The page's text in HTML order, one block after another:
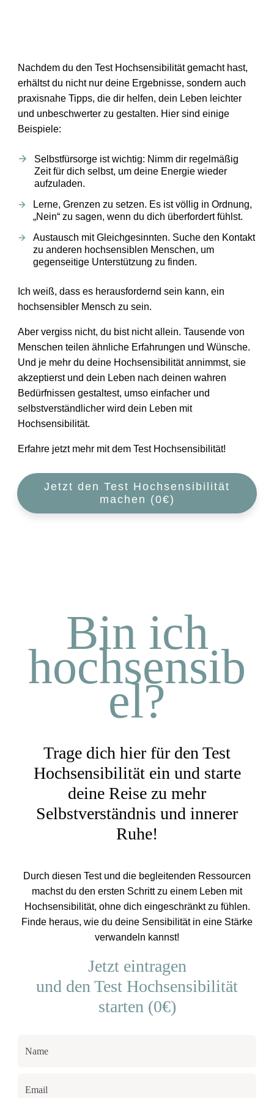
Nachdem du den Test Hochsensibilität gemacht hast,
erhältst du nicht nur deine Ergebnisse, sondern auch
praxisnahe Tipps, die dir helfen, dein Leben leichter
und unbeschwerter zu gestalten. Hier sind einige
Beispiele:
Selbstfürsorge ist wichtig: Nimm dir regelmäßig
Zeit für dich selbst, um deine Energie wieder
aufzuladen.
Lerne, Grenzen zu setzen. Es ist völlig in Ordnung,
„Nein“ zu sagen, wenn du dich überfordert fühlst.
Austausch mit Gleichgesinnten. Suche den Kontakt
zu anderen hochsensiblen Menschen, um
gegenseitige Unterstützung zu finden.
Ich weiß, dass es herausfordernd sein kann, ein
hochsensibler Mensch zu sein.
Aber vergiss nicht, du bist nicht allein. Tausende von
Menschen teilen ähnliche Erfahrungen und Wünsche.
Und je mehr du deine Hochsensibilität annimmst, sie
akzeptierst und dein Leben nach deinen wahren
Bedürfnissen gestaltest, umso einfacher und
selbstverständlicher wird dein Leben mit
Hochsensibilität.
Erfahre jetzt mehr mit dem Test Hochsensibilität!
Jetzt den Test Hochsensibilität
machen (0€)
Bin ich
hochsensib
el?
Trage dich hier für den Test
Hochsensibilität ein und starte
deine Reise zu mehr
Selbstverständnis und innerer
Ruhe!
Durch diesen Test und die begleitenden Ressourcen
machst du den ersten Schritt zu einem Leben mit
Hochsensibilität, ohne dich eingeschränkt zu fühlen.
Finde heraus, wie du deine Sensibilität in eine Stärke
verwandeln kannst!
Jetzt eintragen
und den Test Hochsensibilität
starten (0€)